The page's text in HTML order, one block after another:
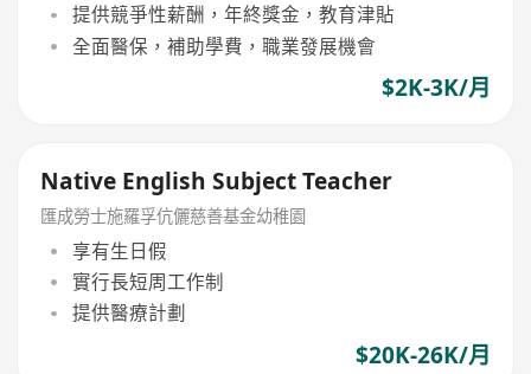
提供競爭性薪酬，年終獎金，教育津貼
全面醫保，補助學費，職業發展機會
$2K-3K/月
Native English Subject Teacher
匯成勞士施羅孚伉儷慈善基金幼稚園
享有生日假
實行長短周工作制
提供醫療計劃
$20K-26K/月